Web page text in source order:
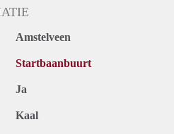
Amstelveen
Startbaanbuurt
Ja
Kaal